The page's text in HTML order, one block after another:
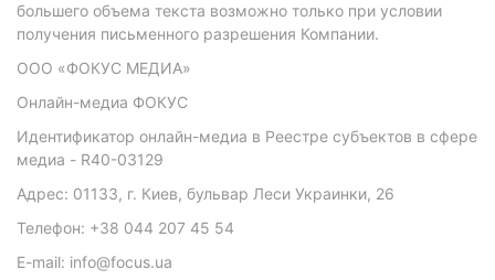
большего объема текста возможно только при условии
получения письменного разрешения Компании.
ООО «ФОКУС МЕДИА»
Онлайн-медиа ФОКУС
Идентификатор онлайн-медиа в Реестре субъектов в сфере
медиа - R40-03129
Адрес: 01133, г. Киев, бульвар Леси Украинки, 26
Телефон: +38 044 207 45 54
E-mail: info@focus.ua